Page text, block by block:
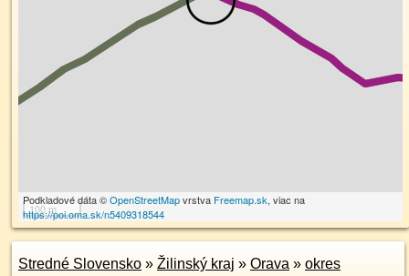
100 m
Podkladové dáta ©OpenStreetMapvrstva Freemap.sk, viac na
https://poi.oma.sk/n5409318544
Stredné Slovensko » Žilinský kraj » Orava » okres